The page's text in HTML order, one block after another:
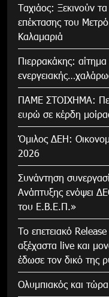
Tαχιάος: Ξεκινούν
επέκτασης του
Καλαμαριά
Πιερρακάκης: αίτημα
ΠΑΜΕ ΣΤΟΙΧΗΜΑ:
ευρώ σε κέρδη
Όμιλος ΔΕΗ:
2026
Συνάντηση
Ανάπτυξης ενόψει
του Ε.Β.Ε.Π.»
Το επετειακό
αξέχαστα live και
έδωσε τον δικό της
Ολυμπιακός και